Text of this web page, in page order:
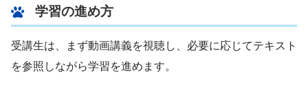
学習の進め方
受講生は、まず動画講義を視聴し、必要に応じてテキスト
を参照しながら学習を進めます。